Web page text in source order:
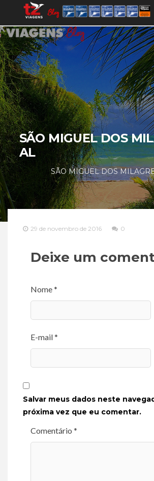
SÃO MIGUEL DOS
AL
SÃO MIGUEL DOS
29 de novembro de 2016 0
Deixe um
Nome *
E-mail *
Salvar meus dados neste
próxima vez que eu comentar.
Comentário *